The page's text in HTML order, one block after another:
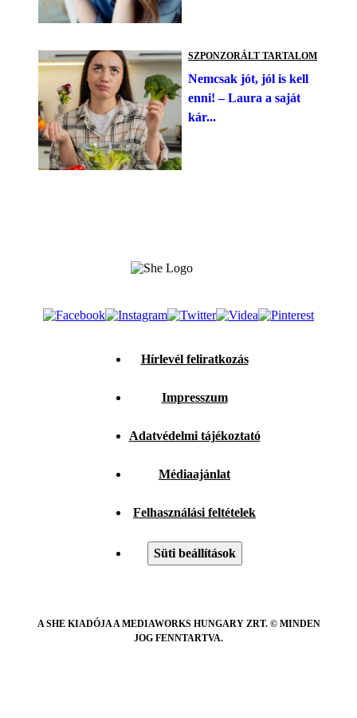
SZPONZORÁLT TARTALOM
Nemcsak jót, jól is kell
enni! – Laura a saját
kár...
Hírlevél feliratkozás
Impresszum
Adatvédelmi tájékoztató
Médiaajánlat
Felhasználási feltételek
Süti beállítások
A SHE KIADÓJA A MEDIAWORKS HUNGARY ZRT. © MINDEN
JOG FENNTARTVA.